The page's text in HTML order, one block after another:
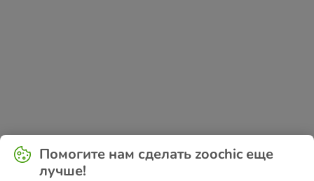
Application error: a
-side exception has occurred while
loading www.zoochic-eu.ru (see the
for more
Помогите нам сделать zoochic еще
лучше!